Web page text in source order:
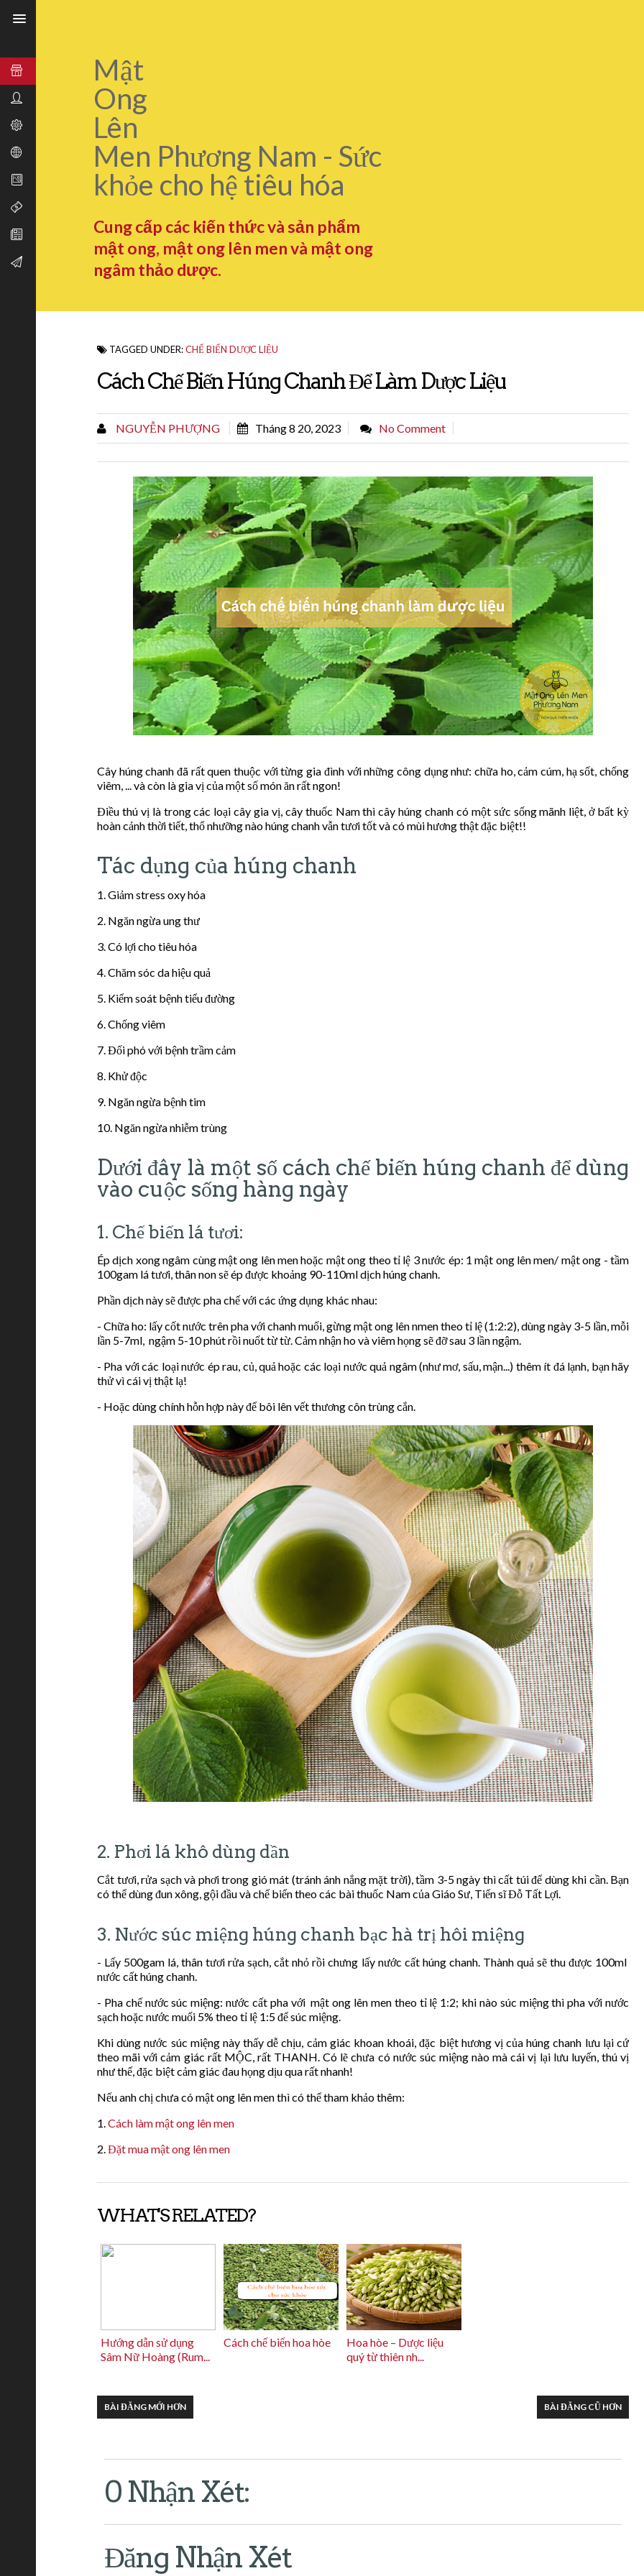
Mật
Ong
Lên
Men Phương Nam - Sức
khỏe cho hệ tiêu hóa
Cung cấp các kiến thức và sản phẩm
mật ong, mật ong lên men và mật ong
ngâm thảo dược.
TAGGED UNDER:CHẾ BIẾN DƯỢC LIỆU
Cách Chế Biến Húng Chanh Để Làm Dược Liệu
NGUYỄN PHƯỢNG Tháng 8 20, 2023 No Comment
Cây húng chanh đã rất quen thuộc với từng gia đình với những công dụng như: chữa ho, cảm cúm, hạ sốt, chống
viêm, ... và còn là gia vị của một số món ăn rất ngon!
Điều thú vị là trong các loại cây gia vị, cây thuốc Nam thì cây húng chanh có một sức sống mãnh liệt, ở bất kỳ
hoàn cảnh thời tiết, thổ nhưỡng nào húng chanh vẫn tươi tốt và có mùi hương thật đặc biệt!!
Tác dụng của húng chanh
1. Giảm stress oxy hóa
2. Ngăn ngừa ung thư
3. Có lợi cho tiêu hóa
4. Chăm sóc da hiệu quả
5. Kiểm soát bệnh tiểu đường
6. Chống viêm
7. Đối phó với bệnh trầm cảm
8. Khử độc
9. Ngăn ngừa bệnh tim
10. Ngăn ngừa nhiễm trùng
Dưới đây là một số cách chế biến húng chanh để dùng
vào cuộc sống hàng ngày
1. Chế biến lá tươi:
Ép dịch xong ngâm cùng mật ong lên men hoặc mật ong theo tỉ lệ 3 nước ép: 1 mật ong lên men/ mật ong - tầm
100gam lá tươi, thân non sẽ ép được khoảng 90-110ml dịch húng chanh.
Phần dịch này sẽ được pha chế với các ứng dụng khác nhau:
- Chữa ho: lấy cốt nước trên pha với chanh muối, gừng mật ong lên nmen theo tỉ lệ (1:2:2), dùng ngày 3-5 lần, mỗi
lần 5-7ml, ngậm 5-10 phút rồi nuốt từ từ. Cảm nhận ho và viêm họng sẽ đỡ sau 3 lần ngậm.
- Pha với các loại nước ép rau, củ, quả hoặc các loại nước quả ngâm (như mơ, sấu, mận...) thêm ít đá lạnh, bạn hãy
thử vì cái vị thật lạ!
- Hoặc dùng chính hỗn hợp này để bôi lên vết thương côn trùng cắn.
2. Phơi lá khô dùng dần
Cắt tươi, rửa sạch và phơi trong gió mát (tránh ánh nắng mặt trời), tầm 3-5 ngày thì cất túi để dùng khi cần. Bạn
có thể dùng đun xông, gội đầu và chế biến theo các bài thuốc Nam của Giáo Sư, Tiến sĩ Đỗ Tất Lợi.
3. Nước súc miệng húng chanh bạc hà trị hôi miệng
- Lấy 500gam lá, thân tươi rửa sạch, cắt nhỏ rồi chưng lấy nước cất húng chanh. Thành quả sẽ thu được 100ml
nước cất húng chanh.
- Pha chế nước súc miệng: nước cất pha với mật ong lên men theo tỉ lệ 1:2; khi nào súc miệng thì pha với nước
sạch hoặc nước muối 5% theo tỉ lệ 1:5 để súc miệng.
Khi dùng nước súc miệng này thấy dễ chịu, cảm giác khoan khoái, đặc biệt hương vị của húng chanh lưu lại cứ
theo mãi với cảm giác rất MỘC, rất THANH. Có lẽ chưa có nước súc miệng nào mà cái vị lại lưu luyến, thú vị
như thế, đặc biệt cảm giác đau họng dịu qua rất nhanh!
Nếu anh chị chưa có mật ong lên men thì có thể tham khảo thêm:
1. Cách làm mật ong lên men
2. Đặt mua mật ong lên men
WHAT'S RELATED?
Hướng dẫn sử dụng
Sâm Nữ Hoàng (Rum...
Cách chế biến hoa hòe
Hoa hòe – Dược liệu
quý từ thiên nh...
BÀI ĐĂNG MỚI HƠN BÀI ĐĂNG CŨ HƠN
0 Nhận Xét:
Đăng Nhận Xét